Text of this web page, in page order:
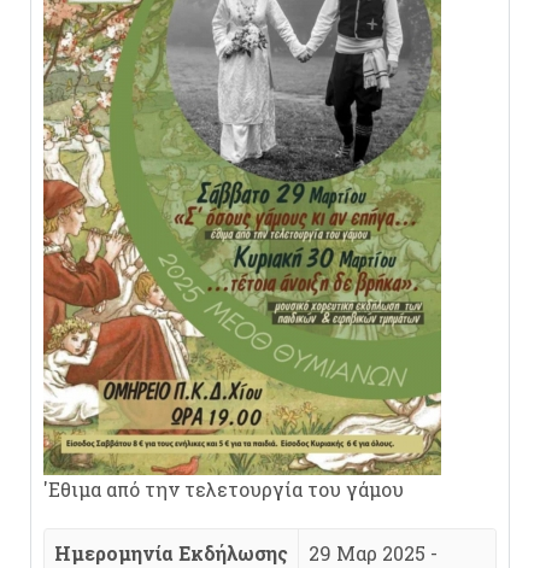
'Εθιμα από την τελετουργία του γάμου
Ημερομηνία Εκδήλωσης
29 Μαρ 2025 -